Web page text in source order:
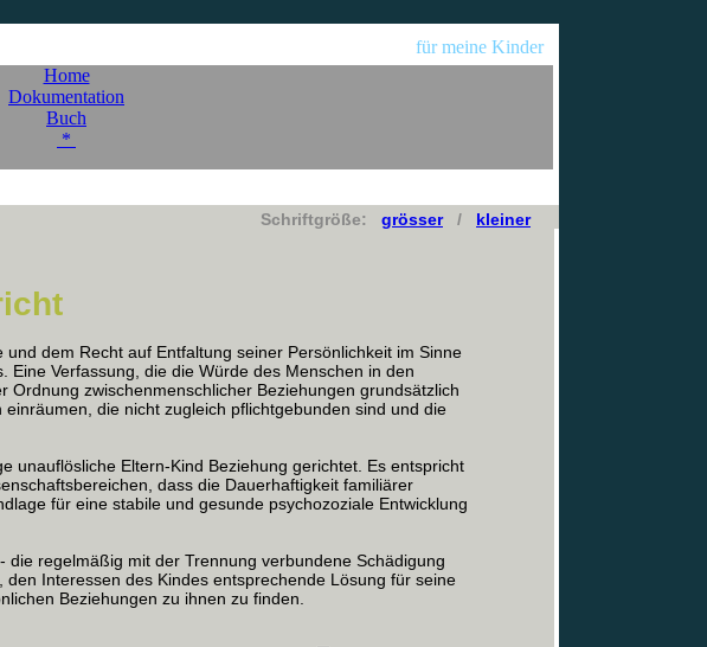
für meine Kinder
Home
Dokumentation
Buch
*
Schriftgröße: grösser/ kleiner
dem Recht auf Entfaltung seiner Persönlichkeit im Sinne
Eine Verfassung, die die Würde des Menschen in den
Ordnung zwischenmenschlicher Beziehungen grundsätzlich
die nicht zugleich pflichtgebunden sind und die
unauflösliche Eltern-Kind Beziehung gerichtet. Es entspricht
dass die Dauerhaftigkeit familiärer
für eine stabile und gesunde psychozoziale Entwicklung
die regelmäßig mit der Trennung verbundene Schädigung
Interessen des Kindes entsprechende Lösung für seine
Beziehungen zu ihnen zu finden.